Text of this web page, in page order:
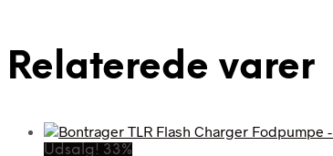
Relaterede varer
Udsalg! 33%